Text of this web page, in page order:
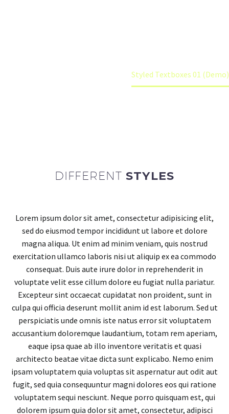
Styled Textboxes 01 (Demo)
DIFFERENT STYLES
Lorem ipsum dolor sit amet, consectetur adipisicing elit,
sed do eiusmod tempor incididunt ut labore et dolore
magna aliqua. Ut enim ad minim veniam, quis nostrud
exercitation ullamco laboris nisi ut aliquip ex ea commodo
consequat. Duis aute irure dolor in reprehenderit in
voluptate velit esse cillum dolore eu fugiat nulla pariatur.
Excepteur sint occaecat cupidatat non proident, sunt in
culpa qui officia deserunt mollit anim id est laborum. Sed ut
perspiciatis unde omnis iste natus error sit voluptatem
accusantium doloremque laudantium, totam rem aperiam,
eaque ipsa quae ab illo inventore veritatis et quasi
architecto beatae vitae dicta sunt explicabo. Nemo enim
ipsam voluptatem quia voluptas sit aspernatur aut odit aut
fugit, sed quia consequuntur magni dolores eos qui ratione
voluptatem sequi nesciunt. Neque porro quisquam est, qui
dolorem ipsum quia dolor sit amet, consectetur, adipisci